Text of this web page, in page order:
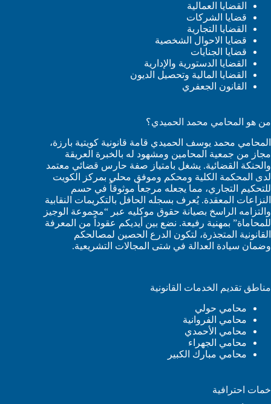
القضايا العمالية
قضايا الشركات
القضايا التجارية
قضايا الاحوال الشخصية
قضايا الجنايات
القضايا الدستورية والإدارية
القضايا المالية وتحصيل الديون
القانون الجعفري
من هو المحامي محمد الحميدي؟
المحامي محمد يوسف الحميدي قامة قانونية كويتية بارزة،
مجاز من جمعية المحامين ومشهود له بالخبرة العريقة
والحنكة القضائية. يشغل بامتياز صفة حارس قضائي معتمد
لدى المحكمة الكلية ومحكم وموفق محلي بمركز الكويت
للتحكيم التجاري، مما يجعله مرجعاً موثوقاً في حسم
النزاعات المعقدة. يُعرف بسجله الحافل بالتكريمات النقابية
والتزامه الراسخ بصيانة حقوق موكليه عبر “مجموعة الوجيز
للمحاماة” بمهنية رفيعة. نضع بين أيديكم عقوداً من المعرفة
القانونية المتجذرة، لتكون الدرع الحصين لمصالحكم
وضمان سيادة العدالة في شتى المجالات التشريعية.
مناطق تقديم الخدمات القانونية
محامي حولي
محامي الفروانية
محامي الأحمدي
محامي الجهراء
محامي مبارك الكبير
خمات احترافية